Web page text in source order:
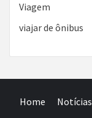
Viagem
viajar de ônibus
Home Notícias